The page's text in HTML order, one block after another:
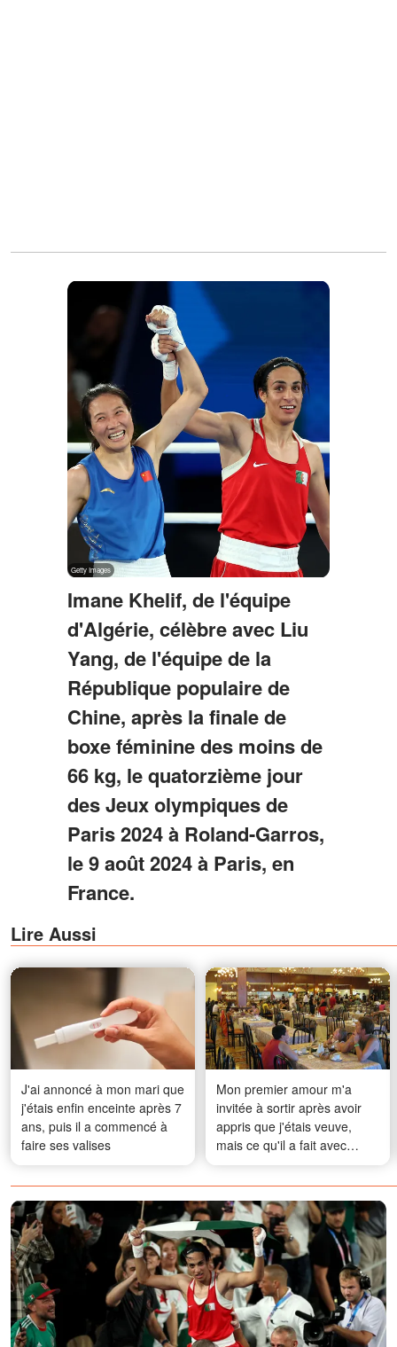
Imane Khelif, de l'équipe
d'Algérie, célèbre avec Liu
Yang, de l'équipe de la
République populaire de
Chine, après la finale de
boxe féminine des moins de
66 kg, le quatorzième jour
des Jeux olympiques de
Paris 2024 à Roland-Garros,
le 9 août 2024 à Paris, en
France.
Lire Aussi
J'ai annoncé à mon mari que
j'étais enfin enceinte après 7
ans, puis il a commencé à
faire ses valises
Mon premier amour m'a
invitée à sortir après avoir
appris que j'étais veuve,
mais ce qu'il a fait avec
l'addition m'a laissée bouche
bée